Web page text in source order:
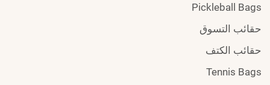
Pickleball Bags
حقائب التسوق
حقائب الكتف
Tennis Bags